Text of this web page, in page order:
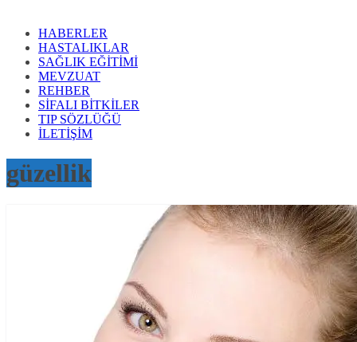
HABERLER
HASTALIKLAR
SAĞLIK EĞİTİMİ
MEVZUAT
REHBER
SİFALI BİTKİLER
TIP SÖZLÜĞÜ
İLETİŞİM
güzellik